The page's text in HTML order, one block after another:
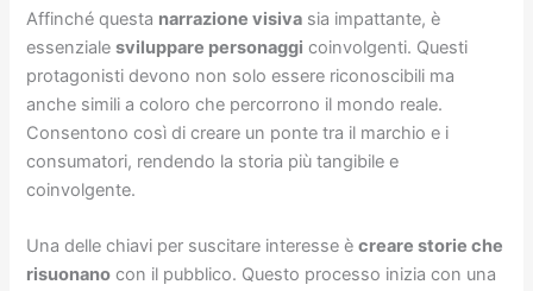
Affinché questa narrazione visiva sia impattante, è
essenzialesviluppare personaggi coinvolgenti. Questi
protagonisti devono non solo essere riconoscibili ma
anche simili a coloro che percorrono il mondo reale.
Consentono così di creare un ponte tra il marchio e i
consumatori, rendendo la storia più tangibile e
coinvolgente.
Una delle chiavi per suscitare interesse ècreare storie che
risuonano con il pubblico. Questo processo inizia con una